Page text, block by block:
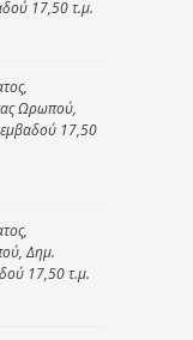
17,50 τ.μ.
Ωρωπού,
17,50
Δημ.
17,50 τ.μ.